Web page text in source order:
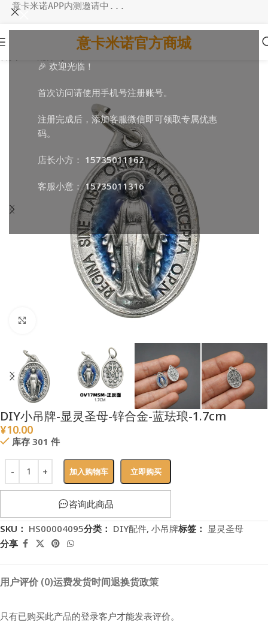
🎉 欢迎光临！
首次访问请使用手机号注册账号。
注册完成后，添加客服微信即可领取专属优惠
码。
店长小方： 15735011162
客服小意：15735011316
意卡米诺APP内测邀请中...
意卡米诺官方商城
DIY小吊牌-显灵圣母-锌合金-蓝珐琅-1.7cm
¥10.00
库存 301 件
加入购物车 立即购买
咨询此商品
SKU： HS00004095分类： DIY配件, 小吊牌标签： 显灵圣母
分享
用户评价 (0)运费发货时间退换货政策
只有已购买此产品的登录客户才能发表评价。